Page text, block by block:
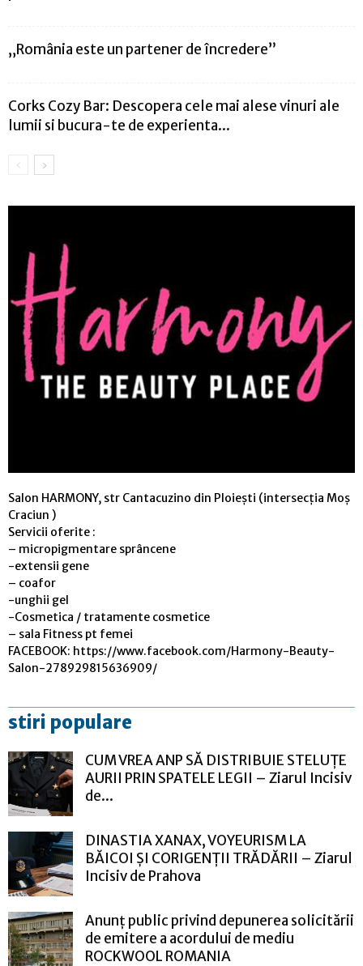
„România este un partener de încredere”
Corks Cozy Bar: Descopera cele mai alese vinuri ale
lumii si bucura-te de experienta...
Salon HARMONY, str Cantacuzino din Ploiești (intersecția Moș
Craciun )
Servicii oferite :
– micropigmentare sprâncene
-extensii gene
– coafor
-unghii gel
-Cosmetica / tratamente cosmetice
– sala Fitness pt femei
FACEBOOK: https://www.facebook.com/Harmony-Beauty-
Salon-278929815636909/
stiri populare
CUM VREA ANP SĂ DISTRIBUIE STELUȚE
AURII PRIN SPATELE LEGII – Ziarul Incisiv
de...
DINASTIA XANAX, VOYEURISM LA
BĂICOI ȘI CORIGENȚII TRĂDĂRII – Ziarul
Incisiv de Prahova
Anunț public privind depunerea solicitării
de emitere a acordului de mediu
ROCKWOOL ROMANIA